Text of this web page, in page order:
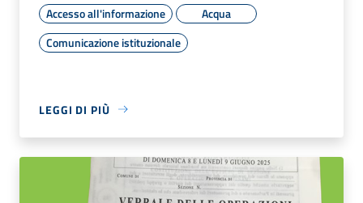
Accesso all'informazione
Acqua
Comunicazione istituzionale
LEGGI DI PIÙ